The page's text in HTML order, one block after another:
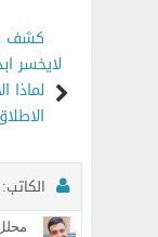
كشف
لايخسر ابدا , سعره
الكاتب: